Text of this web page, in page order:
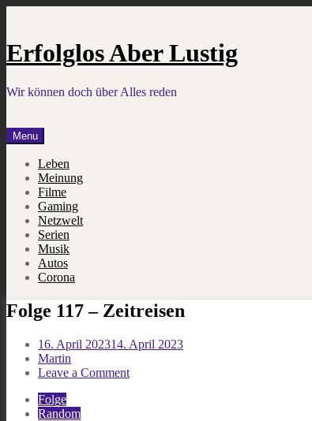
Erfolglos Aber Lustig
Wir können doch über Alles reden
Menu
Leben
Meinung
Filme
Gaming
Netzwelt
Serien
Musik
Autos
Corona
Folge 117 – Zeitreisen
16. April 202314. April 2023
Martin
Leave a Commenton
Folge
Random